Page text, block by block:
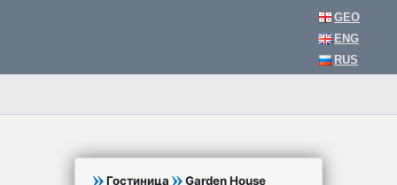
GEO
ENG
RUS
Гостиница Garden House